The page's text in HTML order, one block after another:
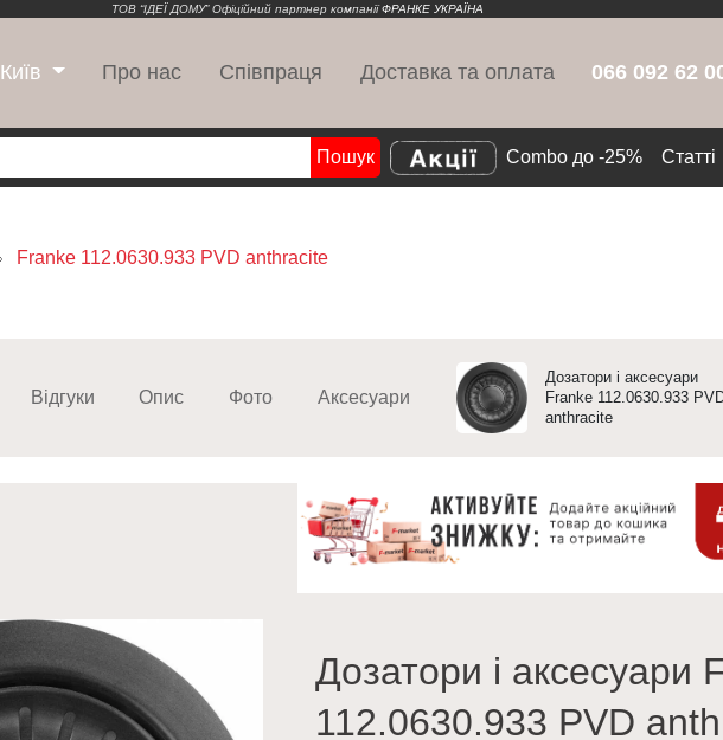
ТОВ “ІДЕЇ ДОМУ” Офіційний партнер компаніїФРАНКЕ УКРАЇНА
Київ Про нас Співпраця Доставка та оплата 066 092 62
Пошук Combo до -25% Cтатті
Franke 112.0630.933 PVD anthracite
Відгуки Опис Фото Аксесуари
Дозатори і аксесуари
Franke 112.0630.933
anthracite
Дозатори і аксесуари
112.0630.933 PVD